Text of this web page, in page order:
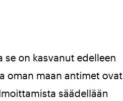
on kasvanut edelleen
oman maan antimet ovat
säädellään